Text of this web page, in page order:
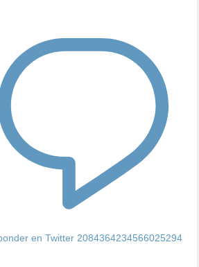
en Twitter 2084364234566025294